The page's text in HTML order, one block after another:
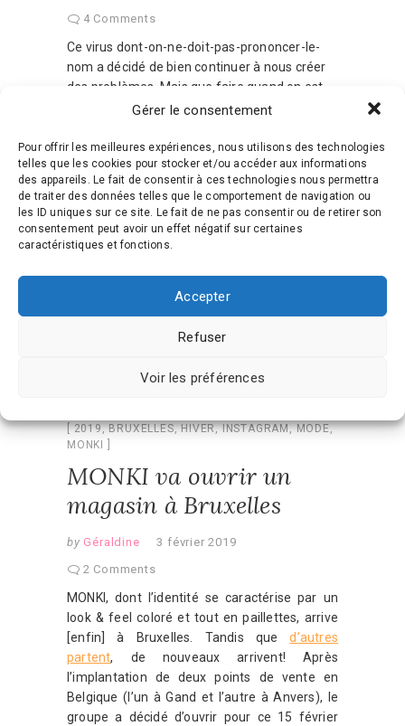
Gérer le consentement
Pour offrir les meilleures expériences, nous utilisons des technologies
telles que les cookies pour stocker et/ou accéder aux informations
des appareils. Le fait de consentir à ces technologies nous permettra
de traiter des données telles que le comportement de navigation ou
les ID uniques sur ce site. Le fait de ne pas consentir ou de retirer son
consentement peut avoir un effet négatif sur certaines
caractéristiques et fonctions.
Accepter
Refuser
Voir les préférences
4 Comments
Ce virus dont-on-ne-doit-pas-prononcer-le-
nom a décidé de bien continuer à nous créer
des problèmes. Mais que faire quand on est
coincé chez soi pour plusieurs semaines?
période de quarantaine.
Continue Reading
2019,BRUXELLES,HIVER,INSTAGRAM,MODE,
MONKI
MONKI va ouvrir un
magasin à Bruxelles
by Géraldine
3 février 2019
2 Comments
MONKI, dont l’identité se caractérise par un
look & feel coloré et tout en paillettes, arrive
[enfin] à Bruxelles. Tandis qued’autres
partent, de nouveaux arrivent! Après
l’implantation de deux points de vente en
Belgique (l’un à Gand et l’autre à Anvers), le
groupe a décidé d’ouvrir pour ce 15 février